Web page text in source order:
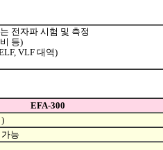
전자파 시험 및 측정
등)
VLF 대역)
EFA-300
능